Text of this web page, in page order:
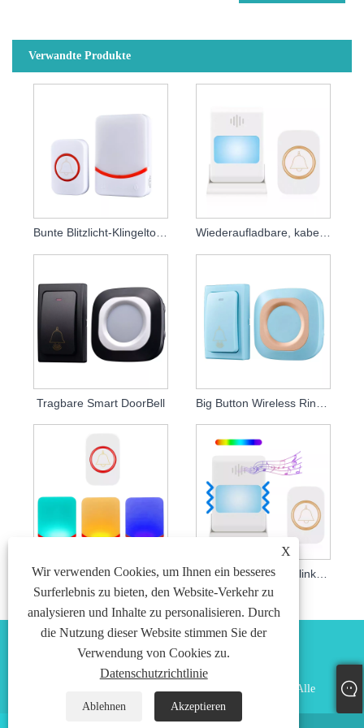
Verwandte Produkte
Bunte Blitzlicht-Klingelton-Funktürklingel
Tragbare Smart DoorBell
Türklingel für Sehbehinderte
X
Wir verwenden Cookies, um Ihnen ein besseres
Surferlebnis zu bieten, den Website-Verkehr zu
analysieren und Inhalte zu personalisieren. Durch
die Nutzung dieser Website stimmen Sie der
Verwendung von Cookies zu.
Datenschutzrichtlinie
Ablehnen
Akzeptieren
Copyright © 2024 Shenzhen Preation Technology Co., Ltd. Alle
Rechte vorbehalten.